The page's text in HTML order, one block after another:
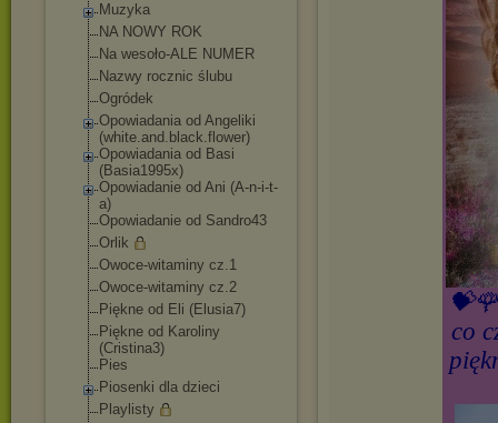
Muzyka
NA NOWY ROK
Na wesoło-ALE NUMER
Nazwy rocznic ślubu
Ogródek
Opowiadania od Angeliki
(white.and.black.flower)
Opowiadania od Basi
(Basia1995x)
Opowiadanie od Ani (A-n-i-t-
a)
Opowiadanie od Sandro43
Orlik
Owoce-witaminy cz.1
Owoce-witaminy cz.2
Piękne od Eli (Elusia7)
Piękne od Karoliny
(Cristina3)
Pies
Piosenki dla dzieci
Playlisty
co